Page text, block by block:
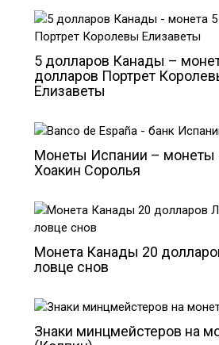
5 долларов Канады –
долларов Портрет
Елизаветы
Монеты Испании – монеты
Хоакин Соролья
Монета Канады 20
ловце снов
Знаки минцмейстеров на